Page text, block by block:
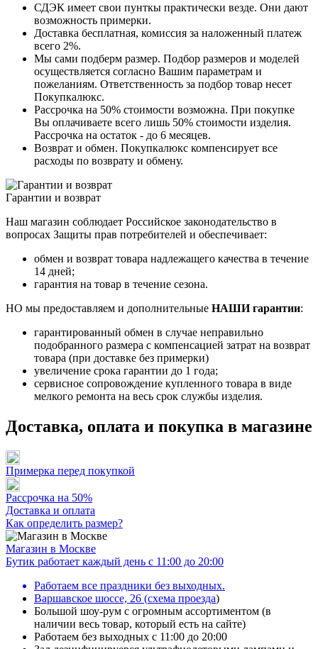
СДЭК имеет свои пунткы практически везде. Они дают
возможность примерки.
Доставка бесплатная, комиссия за наложенный платеж
всего 2%.
Мы сами подберм размер. Подбор размеров и моделей
осуществляется согласно Вашим параметрам и
пожеланиям. Ответственность за подбор товар несет
Покупкалюкс.
Рассрочка на 50% стоимости возможна. При покупке
Вы оплачиваете всего лишь 50% стоимости изделия.
Рассрочка на остаток - до 6 месяцев.
Возврат и обмен. Покупкалюкс компенсирует все
расходы по возврату и обмену.
Гарантии и возврат
Наш магазин соблюдает Российское законодательство в
вопросах Защиты прав потребителей и обеспечивает:
обмен и возврат товара надлежащего качества в течение
14 дней;
гарантия на товар в течение сезона.
НО мы предоставляем и дополнительные НАШИ гарантии:
гарантированный обмен в случае неправильно
подобранного размера с компенсацией затрат на возврат
товара (при доставке без примерки)
увеличение срока гарантии до 1 года;
сервисное сопровождение купленного товара в виде
мелкого ремонта на весь срок службы изделия.
Доставка, оплата и покупка в магазине
Примерка перед покупкой
Рассрочка на 50%
Доставка и оплата
Как определить размер?
Магазин в Москве
Бутик работает каждый день с 11:00 до 20:00
Работаем все праздники без выходных.
Варшавское шоссе, 26 (схема проезда)
Большой шоу-рум с огромным ассортиментом (в
наличии весь товар, который есть на сайте)
Работаем без выходных с 11:00 до 20:00